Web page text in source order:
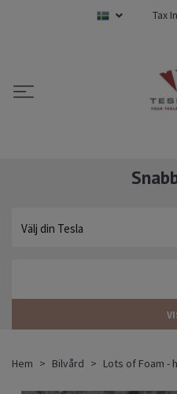
Tax
Hem Bilvård Lots of Foam -